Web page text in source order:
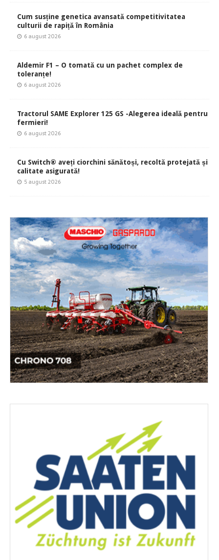
Cum susține genetica avansată competitivitatea
culturii de rapiță în România
6 august 2026
Aldemir F1 – O tomată cu un pachet complex de
toleranțe!
6 august 2026
Tractorul SAME Explorer 125 GS -Alegerea ideală pentru
fermieri!
6 august 2026
Cu Switch® aveți ciorchini sănătoși, recoltă protejată și
calitate asigurată!
5 august 2026